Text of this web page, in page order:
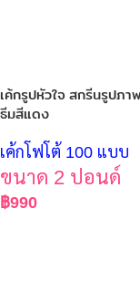
เค้กรูปหัวใจ สกรีนรูปภ
ธีมสีแดง
เค้กโฟโต้ 100 แบบ
ขนาด 2 ปอนด์
฿990